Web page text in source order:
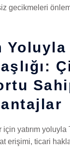
gecikmeleri
için yatırım yoluyla
erişimi, ticari